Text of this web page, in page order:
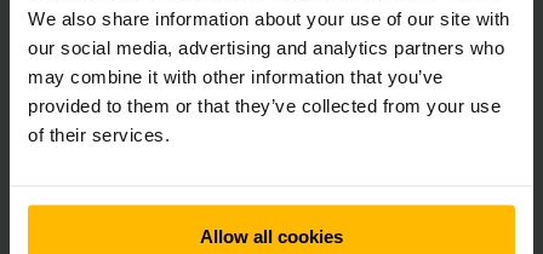
We also share information about your use of our site with
our social media, advertising and analytics partners who
may combine it with other information that you’ve
provided to them or that they’ve collected from your use
of their services.
Allow all cookies
Jungheinrich arbejder også konstant på sine produkters
bæredygtighed for at opnå en omfattende reduktion af
emissioner langs hele værdikæden. For eksempel bruger
Jungheinrich gaffeltrucks med lithium-ion batterier allerede
også drives af grøn elektricitet, producerer de næsten ingen
emissioner, når de er i brug.